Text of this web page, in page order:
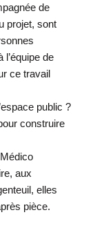
de
projet, sont
de
ce travail
public ?
construire
aux
elles
pièce.